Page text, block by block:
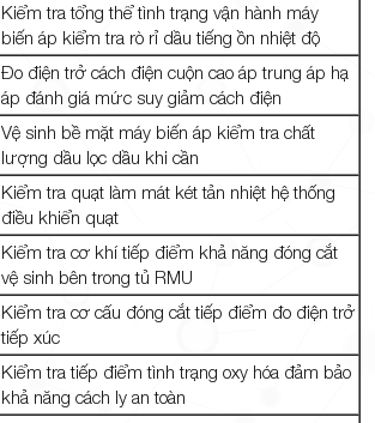
Kiểm tra tổng thể tình trạng vận hành máy
biến áp kiểm tra rò rỉ dầu tiếng ồn nhiệt độ
Đo điện trở cách điện cuộn cao áp trung áp hạ
áp đánh giá mức suy giảm cách điện
Vệ sinh bề mặt máy biến áp kiểm tra chất
lượng dầu lọc dầu khi cần
Kiểm tra quạt làm mát két tản nhiệt hệ thống
điều khiển quạt
Kiểm tra cơ khí tiếp điểm khả năng đóng cắt
vệ sinh bên trong tủ RMU
Kiểm tra cơ cấu đóng cắt tiếp điểm đo điện trở
tiếp xúc
Kiểm tra tiếp điểm tình trạng oxy hóa đảm bảo
khả năng cách ly an toàn